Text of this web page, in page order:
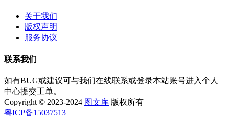
关于我们
版权声明
服务协议
联系我们
如有BUG或建议可与我们在线联系或登录本站账号进入个人
中心提交工单。
Copyright © 2023-2024 图文库 版权所有
粤ICP备15037513